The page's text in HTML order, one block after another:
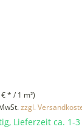
* / 1 m²)
zzgl.
Lieferzeit ca. 1-3